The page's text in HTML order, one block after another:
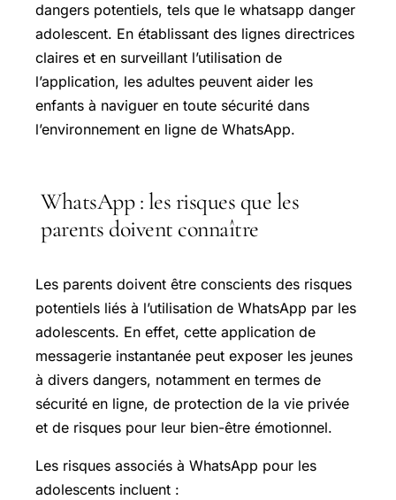
dangers potentiels, tels que le whatsapp danger
adolescent. En établissant des lignes directrices
claires et en surveillant l’utilisation de
l’application, les adultes peuvent aider les
enfants à naviguer en toute sécurité dans
l’environnement en ligne de WhatsApp.
WhatsApp : les risques que les
parents doivent connaître
Les parents doivent être conscients des risques
potentiels liés à l’utilisation de WhatsApp par les
adolescents. En effet, cette application de
messagerie instantanée peut exposer les jeunes
à divers dangers, notamment en termes de
sécurité en ligne, de protection de la vie privée
et de risques pour leur bien-être émotionnel.
Les risques associés à WhatsApp pour les
adolescents incluent :